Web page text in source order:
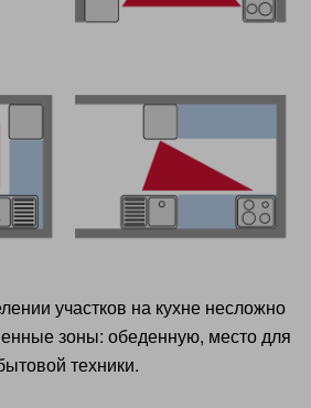
участков на кухне несложно
зоны: обеденную, место для
техники.